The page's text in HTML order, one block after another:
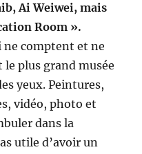
Ai Weiwei, mais
Room ».
comptent et ne
le plus grand musée
yeux. Peintures,
vidéo, photo et
dans la
utile d’avoir un